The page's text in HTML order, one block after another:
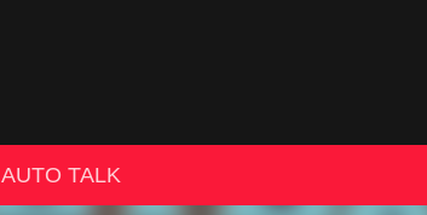
AUTO TALK